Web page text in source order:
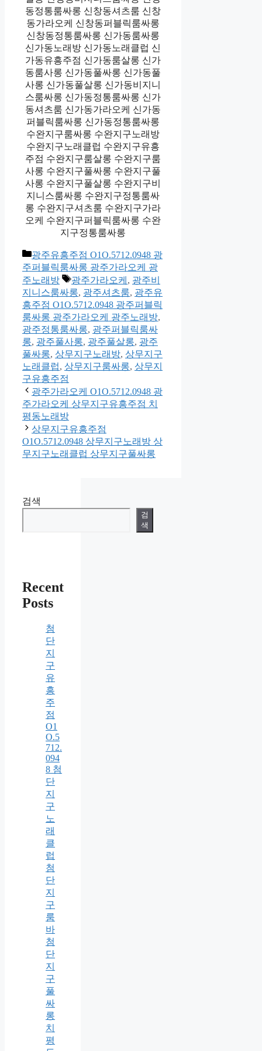
동정통룸싸롱 신창동셔츠룸 신창
동가라오케 신창동퍼블릭룸싸롱
신창동정통룸싸롱 신가동룸싸롱
신가동노래방 신가동노래클럽 신
가동유흥주점 신가동룸살롱 신가
동룸사롱 신가동풀싸롱 신가동풀
사롱 신가동풀살롱 신가동비지니
스룸싸롱 신가동정통룸싸롱 신가
동셔츠룸 신가동가라오케 신가동
퍼블릭룸싸롱 신가동정통룸싸롱
수완지구룸싸롱 수완지구노래방
수완지구노래클럽 수완지구유흥
주점 수완지구룸살롱 수완지구룸
사롱 수완지구풀싸롱 수완지구풀
사롱 수완지구풀살롱 수완지구비
지니스룸싸롱 수완지구정통룸싸
롱 수완지구셔츠룸 수완지구가라
오케 수완지구퍼블릭룸싸롱 수완
지구정통룸싸롱
카
테
고
리
광주유흥주점 O1O.5712.0948 광
주퍼블릭룸싸롱 광주가라오케 광
주노래방
태
그
광주가라오케 , 광주비
지니스룸싸롱, 광주셔츠룸, 광주유
흥주점 O1O.5712.0948 광주퍼블릭
룸싸롱 광주가라오케 광주노래방,
광주정통룸싸롱, 광주퍼블릭룸싸
롱, 광주풀사롱, 광주풀살롱, 광주
풀싸롱, 상무지구노래방, 상무지구
노래클럽, 상무지구룸싸롱, 상무지
구유흥주점
광주가라오케 O1O.5712.0948 광
주가라오케 상무지구유흥주점 치
평동노래방
상무지구유흥주점
O1O.5712.0948 상무지구노래방 상
무지구노래클럽 상무지구풀싸롱
검색
검
색
Recent
Posts
첨
단
지
구
유
흥
주
점
O1
O.5
712.
094
8 첨
단
지
구
노
래
클
럽
첨
단
지
구
룸
바
첨
단
지
구
풀
싸
롱
치
평